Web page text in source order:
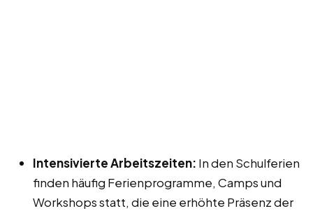
Intensivierte Arbeitszeiten: In den Schulferien
finden häufig Ferienprogramme, Camps und
Workshops statt, die eine erhöhte Präsenz der